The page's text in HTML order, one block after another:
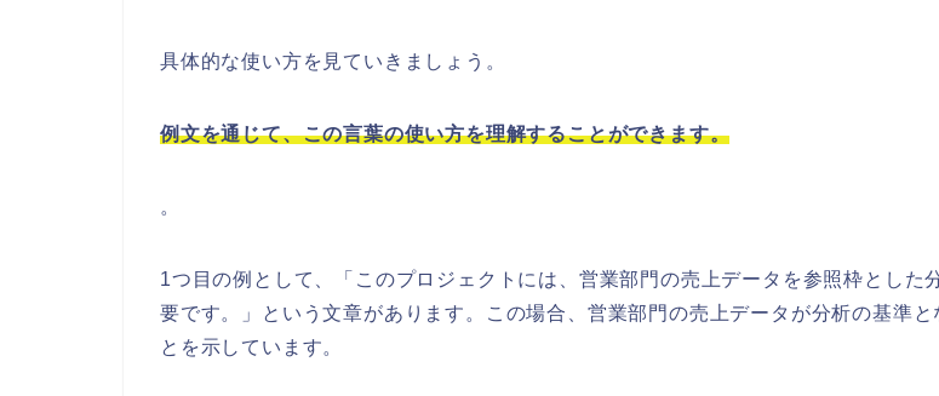
具体的な使い方を見ていきましょう。
例文を通じて、この言葉の使い方を理解することができます。
。
1つ目の例として、「このプロジェクトには、営業部門の売上データを参照枠とした
要です。」という文章があります。この場合、営業部門の売上データが分析の基準と
とを示しています。